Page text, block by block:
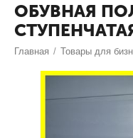
ОБУВНАЯ
Главная / Товары для